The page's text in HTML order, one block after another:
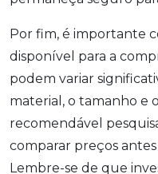
Por fim, é importante
disponível para a
podem variar
material, o tamanho e
recomendável
comparar preços
Lembre-se de que